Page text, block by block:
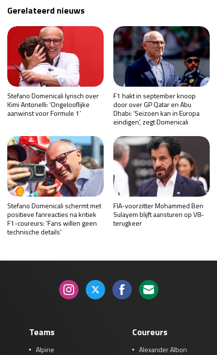
Gerelateerd nieuws
Stefano Domenicali lyrisch over
Kimi Antonelli: ‘Ongelooflijke
aanwinst voor Formule 1’
F1 hakt in september knoop
door over GP Qatar en Abu
Dhabi: ‘Seizoen kan in Europa
eindigen’, zegt Domenicali
Stefano Domenicali schermt met
positieve fanreacties na kritiek
F1-coureurs: ‘Fans willen geen
technische details’
FIA-voorzitter Mohammed Ben
Sulayem blijft aansturen op V8-
terugkeer
Teams
Alpine
Coureurs
Alexander Albon